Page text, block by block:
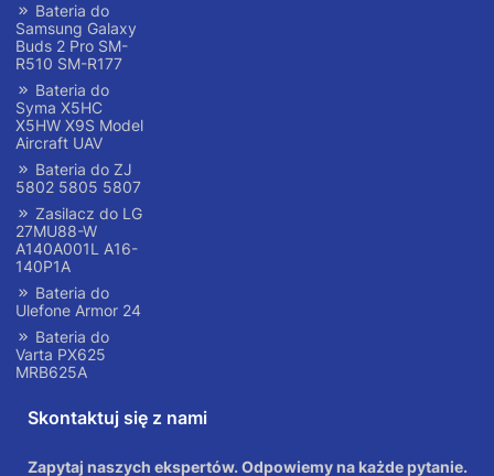
Bateria do
Samsung Galaxy
Buds 2 Pro SM-
R510 SM-R177
Bateria do
Syma X5HC
X5HW X9S Model
Aircraft UAV
Bateria do ZJ
5802 5805 5807
Zasilacz do LG
27MU88-W
A140A001L A16-
140P1A
Bateria do
Ulefone Armor 24
Bateria do
Varta PX625
MRB625A
Skontaktuj się z nami
Zapytaj naszych ekspertów. Odpowiemy na każde pytanie.